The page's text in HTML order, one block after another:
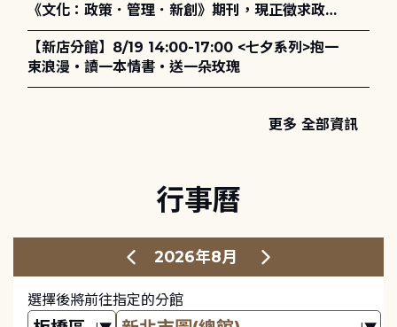
《文化：政策．管理．新創》期刊，現正徵求政策
評論、書評及【邁向具回應力的博物館治理：政
策、領導與管理】主題特刊稿件至2027年6月1日
止，歡迎踴躍投稿。
【新店分館】8/19 14:00-17:00 <七夕系列>抱一
束浪漫・讀一本情書・送一朵玫瑰
更多 全部資訊
行事曆
2026年8月
選擇後將前往指定的分館